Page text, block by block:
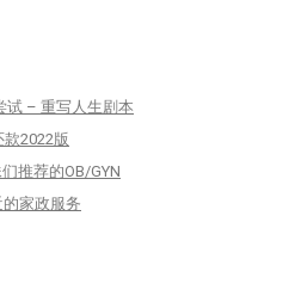
试 – 重写人生剧本
2022版
推荐的OB/GYN
家政服务